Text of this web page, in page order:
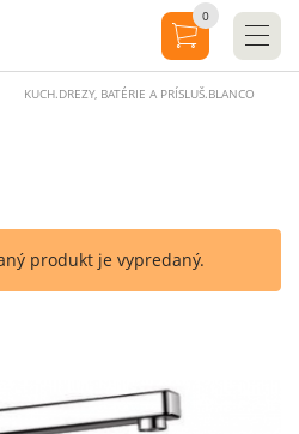
KUCH.DREZY, BATÉRIE A PRÍSLUŠ.BLANCO
produkt je vypredaný.
0